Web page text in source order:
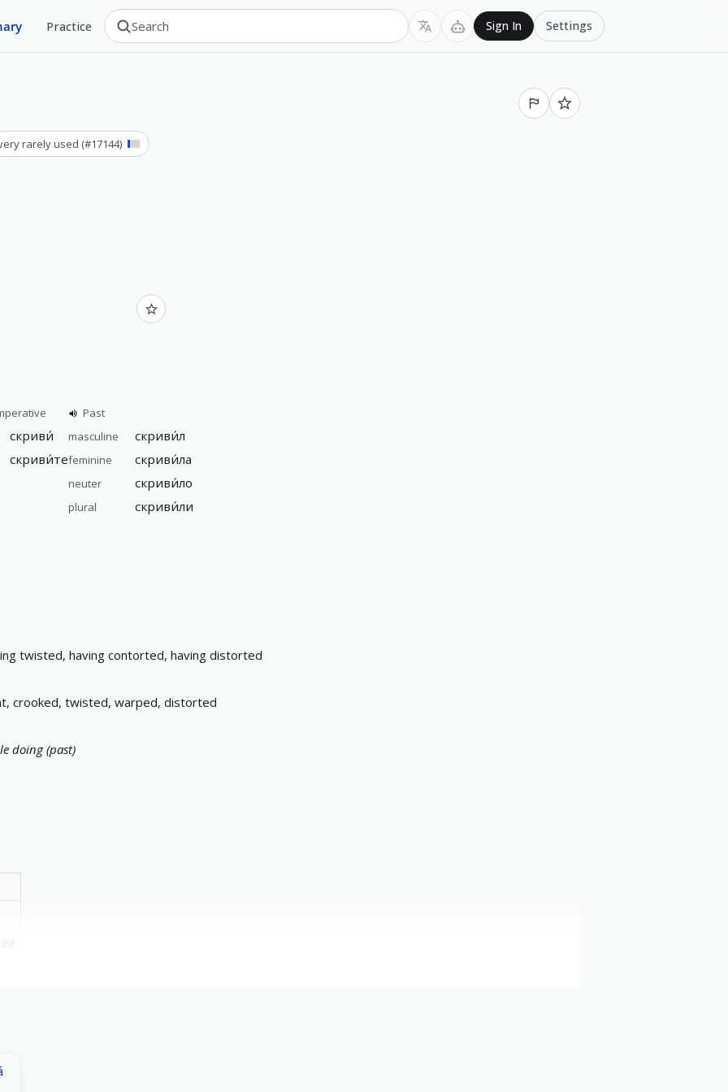
Practice Sign In Settings
rarely used (#17144)
скриви́
скриви́те
Past
masculine
скриви́л
feminine скриви́ла
neuter скриви́ло
plural скриви́ли
twisted, having contorted, having distorted
crooked, twisted, warped, distorted
doing (past)